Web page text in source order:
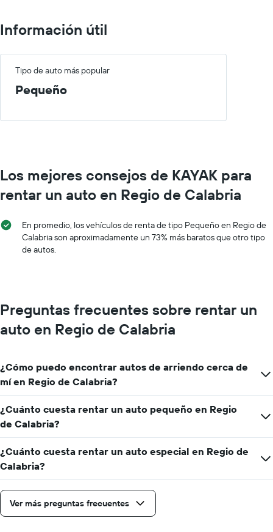
Información útil
Tipo de auto más popular
Pequeño
Los mejores consejos de KAYAK para
rentar un auto en Regio de Calabria
En promedio, los vehículos de renta de tipo Pequeño en Regio de
Calabria son aproximadamente un 73% más baratos que otro tipo
de autos.
Preguntas frecuentes sobre rentar un
auto en Regio de Calabria
¿Cómo puedo encontrar autos de arriendo cerca de
mí en Regio de Calabria?
¿Cuánto cuesta rentar un auto pequeño en Regio
de Calabria?
¿Cuánto cuesta rentar un auto especial en Regio de
Calabria?
Ver más preguntas frecuentes